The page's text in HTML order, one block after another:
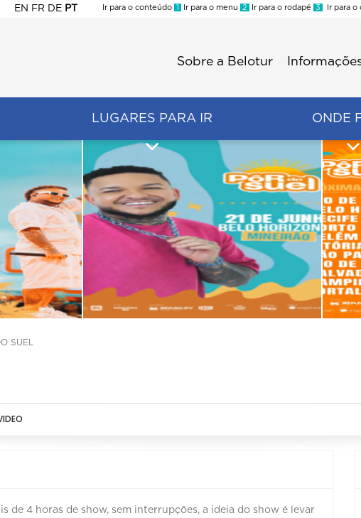
EN FR DE PT
Ir para o conteúdo 1 Ir para o menu 2 Ir para o rodapé 3 Ir para o
Sobre a Belotur
LUGARES PARA IR ONDE
SUEL
de 4 horas de show, sem interrupções, a ideia do show é levar